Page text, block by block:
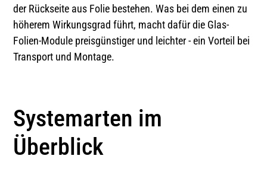
der Rückseite aus Folie bestehen. Was bei dem einen zu
höherem Wirkungsgrad führt, macht dafür die Glas-
Folien-Module preisgünstiger und leichter - ein Vorteil bei
Transport und Montage.
Systemarten im
Überblick